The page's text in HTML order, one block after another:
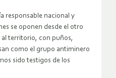
responsable nacional y
se oponen desde el otro
al territorio, con puños,
como el grupo antiminero
sido testigos de los